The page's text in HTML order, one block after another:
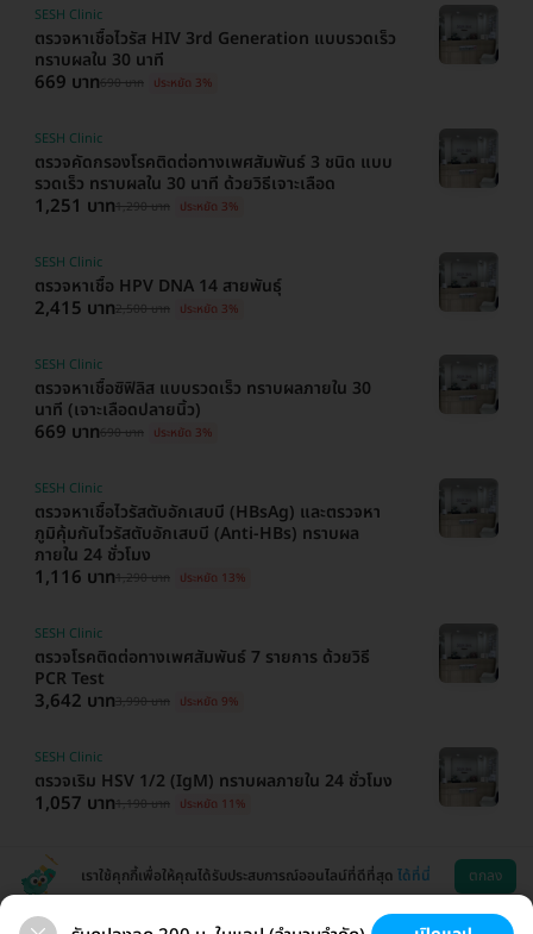
ตรวจหาเชื้อไวรัส HIV 3rd Generation แบบรวดเร็ว
ทราบผลใน 30 นาที
SESH Clinic
669 บาท690 บาท ประหยัด 3%
ตรวจคัดกรองโรคติดต่อทางเพศสัมพันธ์ 3 ชนิด แบบ
รวดเร็ว ทราบผลใน 30 นาที ด้วยวิธีเจาะเลือด
SESH Clinic
1,251 บาท1,290 บาท ประหยัด 3%
ตรวจหาเชื้อ HPV DNA 14 สายพันธุ์
SESH Clinic
2,415 บาท2,500 บาท ประหยัด 3%
ตรวจหาเชื้อซิฟิลิส แบบรวดเร็ว ทราบผลภายใน 30
นาที (เจาะเลือดปลายนิ้ว)
SESH Clinic
669 บาท690 บาท ประหยัด 3%
ตรวจหาเชื้อไวรัสตับอักเสบบี (HBsAg) และตรวจหา
ภูมิคุ้มกันไวรัสตับอักเสบบี (Anti-HBs) ทราบผล
ภายใน 24 ชั่วโมง
SESH Clinic
1,116 บาท1,290 บาท ประหยัด 13%
ตรวจโรคติดต่อทางเพศสัมพันธ์ 7 รายการ ด้วยวิธี
PCR Test
SESH Clinic
3,642 บาท3,990 บาท ประหยัด 9%
ตรวจเริม HSV 1/2 (IgM) ทราบผลภายใน 24 ชั่วโมง
SESH Clinic
1,057 บาท1,190 บาท ประหยัด 11%
เราใช้คุกกี้เพื่อให้คุณได้รับประสบการณ์ออนไลน์ที่ดีที่สุด ได้ที่นี่ ตกลง